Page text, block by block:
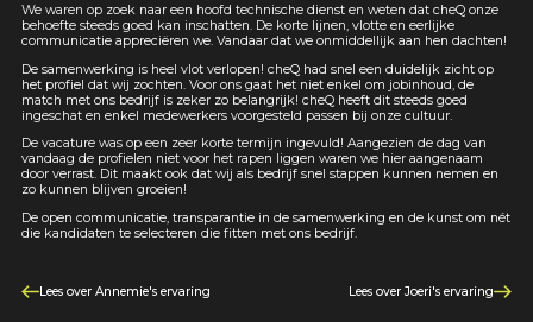
We waren op zoek naar een hoofd technische dienst en weten dat cheQ onze
behoefte steeds goed kan inschatten. De korte lijnen, vlotte en eerlijke
communicatie appreciëren we. Vandaar dat we onmiddellijk aan hen dachten!
De samenwerking is heel vlot verlopen! cheQ had snel een duidelijk zicht op
het profiel dat wij zochten. Voor ons gaat het niet enkel om jobinhoud, de
match met ons bedrijf is zeker zo belangrijk! cheQ heeft dit steeds goed
ingeschat en enkel medewerkers voorgesteld passen bij onze cultuur.
De vacature was op een zeer korte termijn ingevuld! Aangezien de dag van
vandaag de profielen niet voor het rapen liggen waren we hier aangenaam
door verrast. Dit maakt ook dat wij als bedrijf snel stappen kunnen nemen en
zo kunnen blijven groeien!
De open communicatie, transparantie in de samenwerking en de kunst om nét
die kandidaten te selecteren die fitten met ons bedrijf.
Lees over Annemie's ervaring Lees over Joeri's ervaring